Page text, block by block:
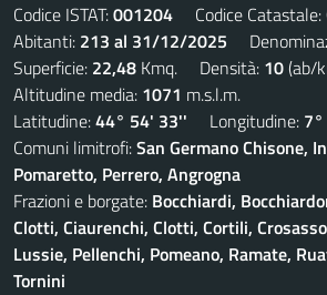
Codice ISTAT:001204 Codice Catastale:
Abitanti: 213 al 31/12/2025
Superficie: 22,48 Kmq. Densità: 10(ab/
Altitudine media: 1071 m.s.l.m.
Latitudine:44° 54' 33'' Longitudine:
Comuni limitrofi:San Germano Chisone,
Pomaretto, Perrero, Angrogna
Frazioni e borgate: Bocchiardi,
Clotti, Ciaurenchi, Clotti, Cortili,
Lussie, Pellenchi, Pomeano, Ramate,
Tornini